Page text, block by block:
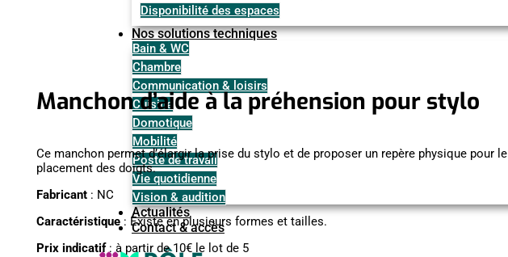
Disponibilité des espaces
Nos solutions techniques
Bain & WC
Chambre
Communication & loisirs
Cuisine
Domotique
Mobilité
Poste de travail
Vie quotidienne
Vision & audition
Actualités
Contact & accès
Manchon d’aide à la préhension pour stylo
Ce manchon permet d’élargir la prise du stylo et de proposer un repère physique pour le
placement des doigts.
Fabricant : NC
Caractéristique : Existe en plusieurs formes et tailles.
Prix indicatif: à partir de 10€ le lot de 5